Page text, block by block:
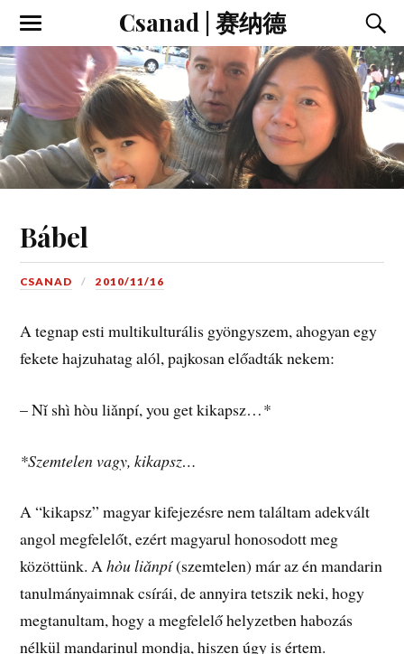
Csanad | 赛纳德
Bábel
CSANAD 2010/11/16
A tegnap esti multikulturális gyöngyszem, ahogyan egy
fekete hajzuhatag alól, pajkosan előadták nekem:
– Nǐ shì hòu liǎnpí, you get kikapsz…*
*Szemtelen vagy, kikapsz…
A “kikapsz” magyar kifejezésre nem találtam adekvált
angol megfelelőt, ezért magyarul honosodott meg
közöttünk. Ahòu liǎnpí(szemtelen) már az én mandarin
tanulmányaimnak csírái, de annyira tetszik neki, hogy
megtanultam, hogy a megfelelő helyzetben habozás
nélkül mandarinul mondja, hiszen úgy is értem.